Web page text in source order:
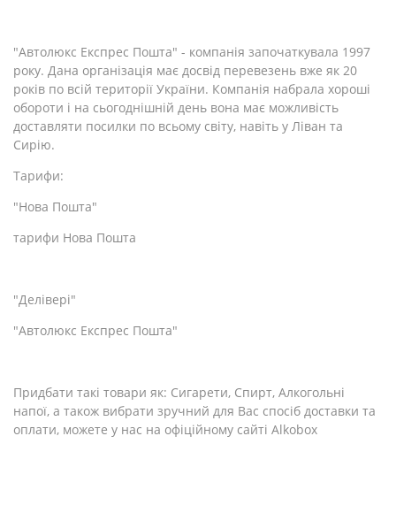
"Автолюкс Експрес Пошта" - компанія започаткувала 1997
року. Дана організація має досвід перевезень вже як 20
років по всій території України. Компанія набрала хороші
обороти і на сьогоднішній день вона має можливість
доставляти посилки по всьому світу, навіть у Ліван та
Сирію.
Тарифи:
"Нова Пошта"
тарифи Нова Пошта
"Делівері"
"Автолюкс Експрес Пошта"
Придбати такі товари як: Сигарети, Спирт, Алкогольні
напої, а також вибрати зручний для Вас спосіб доставки та
оплати, можете у нас на офіційному сайті Alkobox